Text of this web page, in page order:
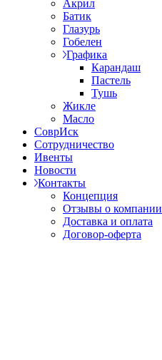
Акрил
Батик
Глазурь
Гобелен
Графика
Карандаш
Пастель
Тушь
Жикле
Масло
СоврИск
Сотрудничество
Ивенты
Новости
Контакты
Концепция
Отзывы о компании
Доставка и оплата
Договор-оферта